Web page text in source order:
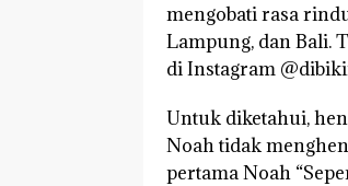
mengobati rasa
Lampung, dan Bali.
di Instagram
Untuk diketahui,
Noah tidak
pertama Noah